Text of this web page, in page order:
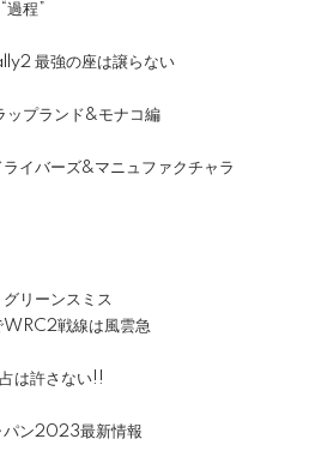
過程”
最強の座は譲らない
ップランド&モナコ編
イバーズ&マニュファクチャラ
リーンスミス
WRC2戦線は風雲急
は許さない!!
パン2023最新情報